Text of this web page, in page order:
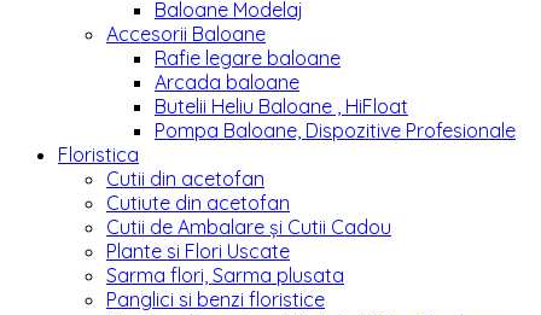
Baloane Modelaj
Accesorii Baloane
Rafie legare baloane
Arcada baloane
Butelii Heliu Baloane , HiFloat
Pompa Baloane, Dispozitive Profesionale
Floristica
Cutii din acetofan
Cutiute din acetofan
Cutii de Ambalare și Cutii Cadou
Plante si Flori Uscate
Sarma flori, Sarma plusata
Panglici si benzi floristice